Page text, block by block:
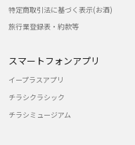
特定商取引法に基づく表示(お酒)
旅行業登録表・約款等
スマートフォンアプリ
イープラスアプリ
チラシクラシック
チラシミュージアム